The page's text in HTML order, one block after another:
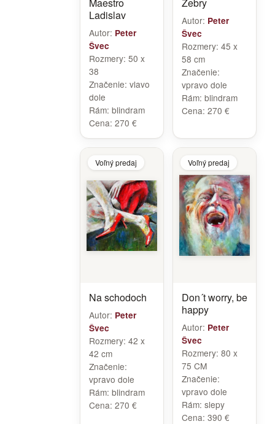
Ladislav
Autor: Peter
Švec
Rozmery: 50 x
38
Značenie: vlavo
dole
Rám: blindram
Cena: 270 €
Autor: Peter
Švec
Rozmery: 45 x
58 cm
Značenie:
vpravo dole
Rám: blindram
Cena: 270 €
Voľný predaj
Na schodoch
Autor: Peter
Švec
Rozmery: 42 x
42 cm
Značenie:
vpravo dole
Rám: blindram
Cena: 270 €
Voľný predaj
Don´t worry, be
happy
Autor: Peter
Švec
Rozmery: 80 x
75 CM
Značenie:
vpravo dole
Rám: slepy
Cena: 390 €